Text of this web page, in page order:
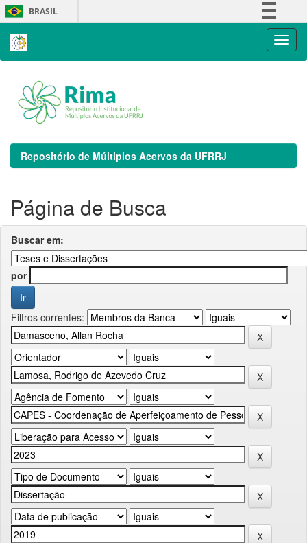
Skip
navigation
BRASIL
Repositório de Múltiplos Acervos da UFRRJ
Página de Busca
Buscar em:
por
Filtros correntes: